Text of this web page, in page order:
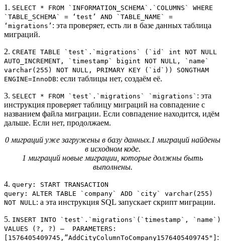
1. SELECT * FROM `INFORMATION_SCHEMA`.`COLUMNS` WHERE
`TABLE_SCHEMA` = ‘test’ AND `TABLE_NAME` =
‘migrations’ : эта проверяет, есть ли в базе данных таблица
миграций.
2. CREATE TABLE `test`.`migrations` (`id` int NOT NULL
AUTO_INCREMENT, `timestamp` bigint NOT NULL, `name`
varchar(255) NOT NULL, PRIMARY KEY (`id`)) SONGTHAM
ENGINE=InnoDB: если таблицы нет, создаём её.
3. SELECT * FROM `test`.`migrations` `migrations` : эта
инструкция проверяет таблицу миграций на совпадение с
названием файла миграции. Если совпадение находится, идём
дальше. Если нет, продолжаем.
0 миграций уже загружены в базу данных.1 миграций найдены
в исходном коде.
1 миграций новые миграции, которые должны быть
выполнены.
4. query: START TRANSACTION
query: ALTER TABLE `company` ADD `city` varchar(255)
NOT NULL: а эта инструкция SQL запускает скрипт миграции.
5. INSERT INTO `test`.`migrations`(`timestamp`, `name`)
VALUES (?, ?) — PARAMETERS:
[1576405409745,”AddCityColumnToCompany1576405409745"] :